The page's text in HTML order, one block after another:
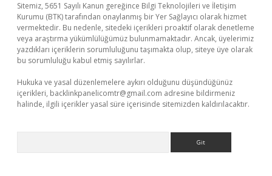
Sitemiz, 5651 Sayılı Kanun gereğince Bilgi Teknolojileri ve İletişim
Kurumu (BTK) tarafından onaylanmış bir Yer Sağlayıcı olarak hizmet
vermektedir. Bu nedenle, sitedeki içerikleri proaktif olarak denetleme
veya araştırma yükümlülüğümüz bulunmamaktadır. Ancak, üyelerimiz
yazdıkları içeriklerin sorumluluğunu taşımakta olup, siteye üye olarak
bu sorumluluğu kabul etmiş sayılırlar.
Hukuka ve yasal düzenlemelere aykırı olduğunu düşündüğünüz
içerikleri, backlinkpanelicomtr@gmail.com adresine bildirmeniz
halinde, ilgili içerikler yasal süre içerisinde sitemizden kaldırılacaktır.